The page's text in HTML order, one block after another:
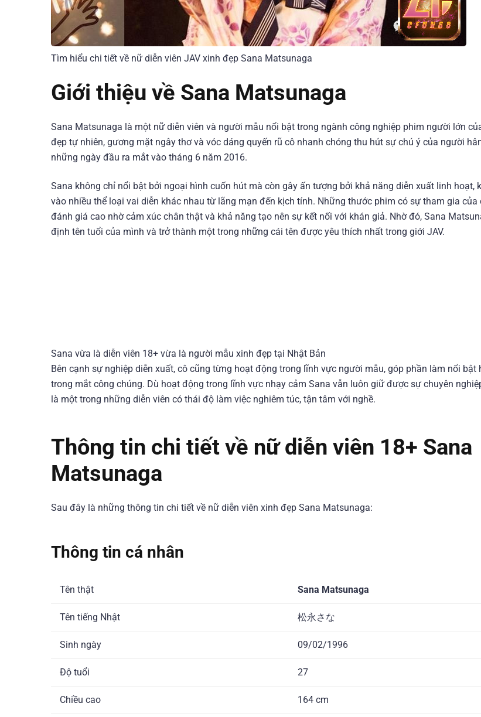
Tìm hiểu chi tiết về nữ diễn viên JAV xinh đẹp Sana Matsunaga
Giới thiệu về Sana Matsunaga
Sana Matsunaga là một nữ diễn viên và người mẫu nổi bật trong ngành công nghiệp phim người lớn
đẹp tự nhiên, gương mặt ngây thơ và vóc dáng quyến rũ cô nhanh chóng thu hút sự chú ý của người
những ngày đầu ra mắt vào tháng 6 năm 2016.
Sana không chỉ nổi bật bởi ngoại hình cuốn hút mà còn gây ấn tượng bởi khả năng diễn xuất linh hoạt,
vào nhiều thể loại vai diễn khác nhau từ lãng mạn đến kịch tính. Những thước phim có sự tham gia
đánh giá cao nhờ cảm xúc chân thật và khả năng tạo nên sự kết nối với khán giả. Nhờ đó, Sana
định tên tuổi của mình và trở thành một trong những cái tên được yêu thích nhất trong giới JAV.
Sana vừa là diễn viên 18+ vừa là người mẫu xinh đẹp tại Nhật Bản
Bên cạnh sự nghiệp diễn xuất, cô cũng từng hoạt động trong lĩnh vực người mẫu, góp phần làm nổi bật
trong mắt công chúng. Dù hoạt động trong lĩnh vực nhạy cảm Sana vẫn luôn giữ được sự chuyên
là một trong những diễn viên có thái độ làm việc nghiêm túc, tận tâm với nghề.
Thông tin chi tiết về nữ diễn viên 18+ Sana
Matsunaga
Sau đây là những thông tin chi tiết về nữ diễn viên xinh đẹp Sana Matsunaga:
Thông tin cá nhân
Tên thật Sana Matsunaga
Tên tiếng Nhật 松永さな
Sinh ngày 09/02/1996
Độ tuổi 27
Chiều cao 164 cm